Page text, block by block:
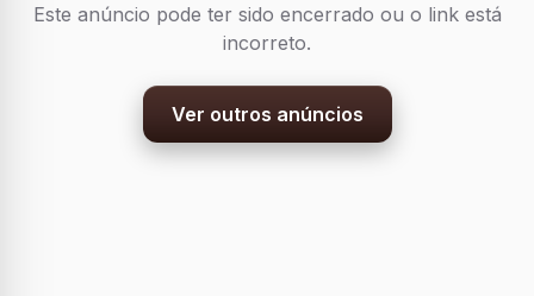
Este anúncio pode ter sido encerrado ou o link está
incorreto.
Ver outros anúncios